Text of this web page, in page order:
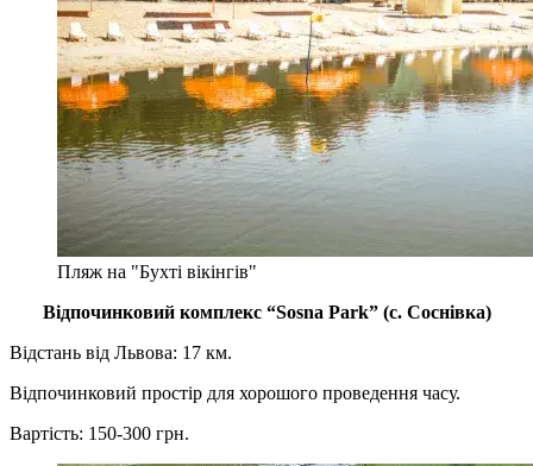
Пляж на "Бухті вікінгів"
Відпочинковий комплекс “Sosna Park” (с. Соснівка)
Відстань від Львова: 17 км.
Відпочинковий простір для хорошого проведення часу.
Вартість: 150-300 грн.